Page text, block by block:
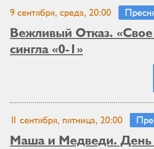
9 сентября, среда, 20:00
Вежливый Отказ.
сингла «0-1»
11 сентября, пятница, 20:00
Маша и Медведи.